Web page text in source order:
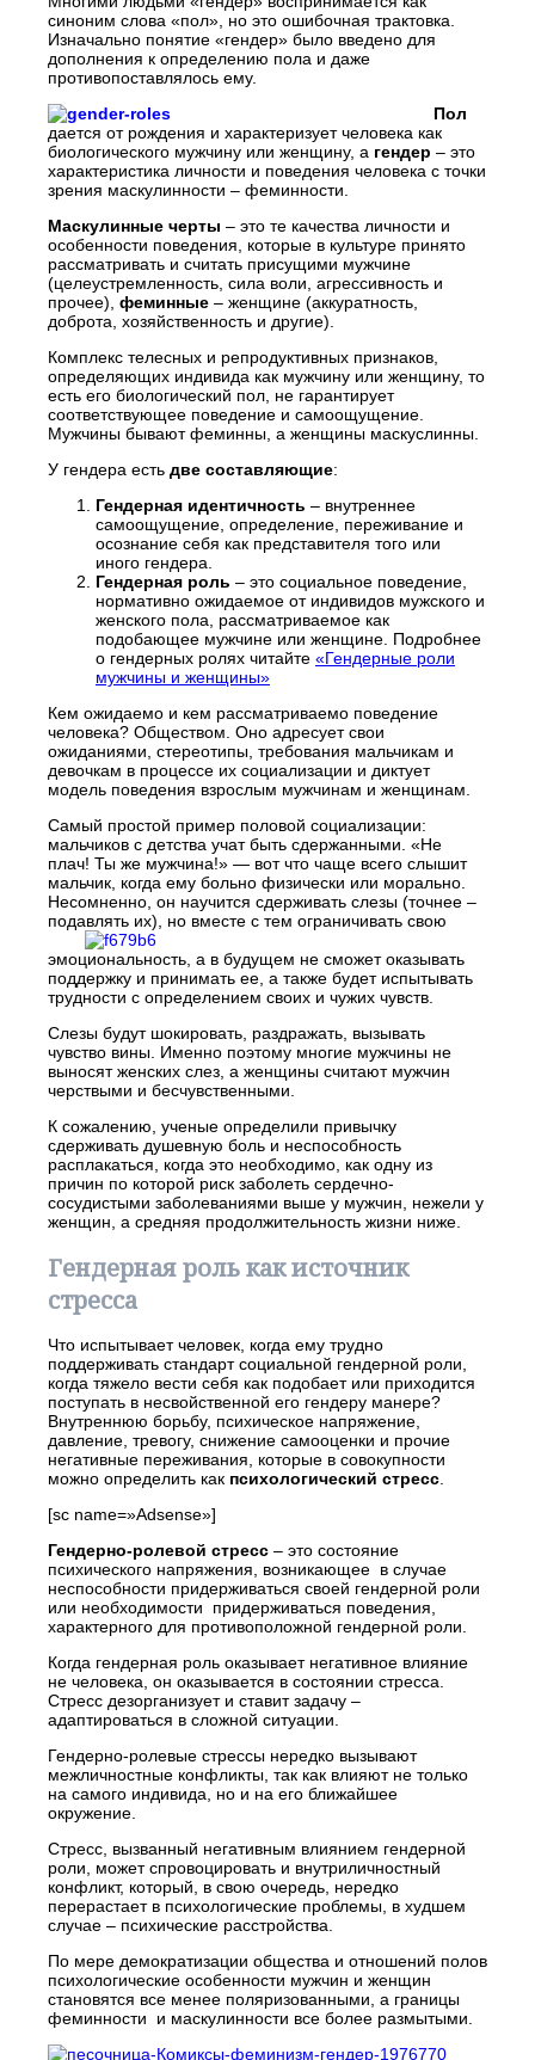
синоним слова «пол», но это ошибочная трактовка.
Изначально понятие «гендер» было введено для
дополнения к определению пола и даже
противопоставлялось ему.
Пол
дается от рождения и характеризует человека как
биологического мужчину или женщину, а гендер – это
характеристика личности и поведения человека с точки
зрения маскулинности – феминности.
Маскулинные черты – это те качества личности и
особенности поведения, которые в культуре принято
рассматривать и считать присущими мужчине
(целеустремленность, сила воли, агрессивность и
прочее), феминные – женщине (аккуратность,
доброта, хозяйственность и другие).
Комплекс телесных и репродуктивных признаков,
определяющих индивида как мужчину или женщину, то
есть его биологический пол, не гарантирует
соответствующее поведение и самоощущение.
Мужчины бывают феминны, а женщины маскуслинны.
У гендера есть две составляющие:
Гендерная идентичность – внутреннее
самоощущение, определение, переживание и
осознание себя как представителя того или
иного гендера.
Гендерная роль – это социальное поведение,
нормативно ожидаемое от индивидов мужского и
женского пола, рассматриваемое как
подобающее мужчине или женщине. Подробнее
о гендерных ролях читайте «Гендерные роли
мужчины и женщины»
Кем ожидаемо и кем рассматриваемо поведение
человека? Обществом. Оно адресует свои
ожиданиями, стереотипы, требования мальчикам и
девочкам в процессе их социализации и диктует
модель поведения взрослым мужчинам и женщинам.
Самый простой пример половой социализации:
мальчиков с детства учат быть сдержанными. «Не
плач! Ты же мужчина!» — вот что чаще всего слышит
мальчик, когда ему больно физически или морально.
Несомненно, он научится сдерживать слезы (точнее –
подавлять их), но вместе с тем ограничивать свою
эмоциональность, а в будущем не сможет оказывать
поддержку и принимать ее, а также будет испытывать
трудности с определением своих и чужих чувств.
Слезы будут шокировать, раздражать, вызывать
чувство вины. Именно поэтому многие мужчины не
выносят женских слез, а женщины считают мужчин
черствыми и бесчувственными.
К сожалению, ученые определили привычку
сдерживать душевную боль и неспособность
расплакаться, когда это необходимо, как одну из
причин по которой риск заболеть сердечно-
сосудистыми заболеваниями выше у мужчин, нежели у
женщин, а средняя продолжительность жизни ниже.
Гендерная роль как источник
стресса
Что испытывает человек, когда ему трудно
поддерживать стандарт социальной гендерной роли,
когда тяжело вести себя как подобает или приходится
поступать в несвойственной его гендеру манере?
Внутреннюю борьбу, психическое напряжение,
давление, тревогу, снижение самооценки и прочие
негативные переживания, которые в совокупности
можно определить как психологический стресс
[sc name=»Adsense»]
Гендерно-ролевой стресс – это состояние
психического напряжения, возникающее в случае
неспособности придерживаться своей гендерной роли
или необходимости придерживаться поведения,
характерного для противоположной гендерной роли.
Когда гендерная роль оказывает негативное влияние
не человека, он оказывается в состоянии стресса.
Стресс дезорганизует и ставит задачу –
адаптироваться в сложной ситуации.
Гендерно-ролевые стрессы нередко вызывают
межличностные конфликты, так как влияют не только
на самого индивида, но и на его ближайшее
окружение.
Стресс, вызванный негативным влиянием гендерной
роли, может спровоцировать и внутриличностный
конфликт, который, в свою очередь, нередко
перерастает в психологические проблемы, в худшем
случае – психические расстройства.
По мере демократизации общества и отношений полов
психологические особенности мужчин и женщин
становятся все менее поляризованными, а границы
феминности и маскулинности все более размытыми.